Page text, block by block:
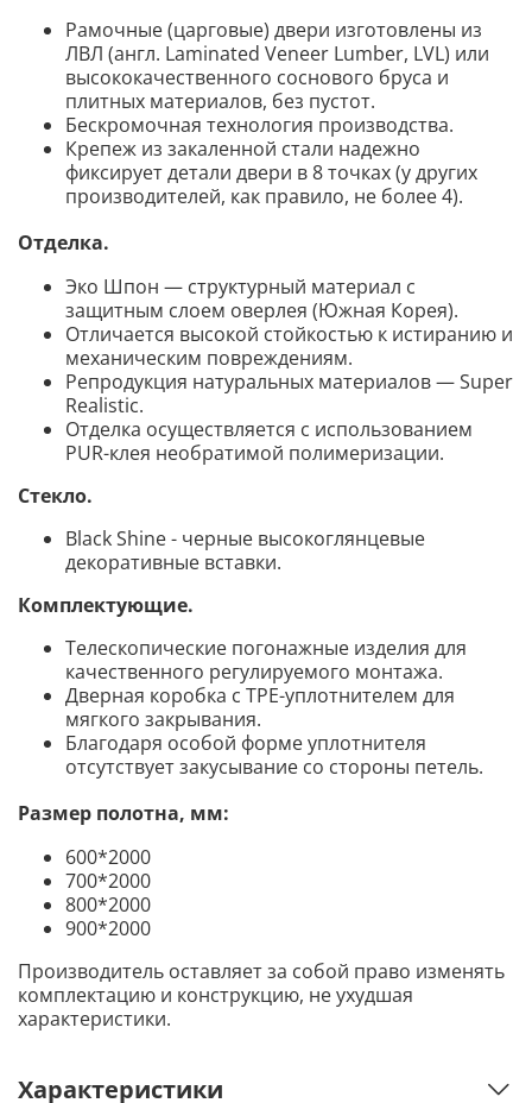
Рамочные (царговые) двери изготовлены из
ЛВЛ (англ. Laminated Veneer Lumber, LVL) или
высококачественного соснового бруса и
плитных материалов, без пустот.
Бескромочная технология производства.
Крепеж из закаленной стали надежно
фиксирует детали двери в 8 точках (у других
производителей, как правило, не более 4).
Отделка.
Эко Шпон — структурный материал с
защитным слоем оверлея (Южная Корея).
Отличается высокой стойкостью к истиранию и
механическим повреждениям.
Репродукция натуральных материалов — Super
Realistic.
Отделка осуществляется с использованием
PUR-клея необратимой полимеризации.
Стекло.
Black Shine - черные высокоглянцевые
декоративные вставки.
Комплектующие.
Телескопические погонажные изделия для
качественного регулируемого монтажа.
Дверная коробка с TPE-уплотнителем для
мягкого закрывания.
Благодаря особой форме уплотнителя
отсутствует закусывание со стороны петель.
Размер полотна, мм:
600*2000
700*2000
800*2000
900*2000
Производитель оставляет за собой право изменять
комплектацию и конструкцию, не ухудшая
характеристики.
Характеристики